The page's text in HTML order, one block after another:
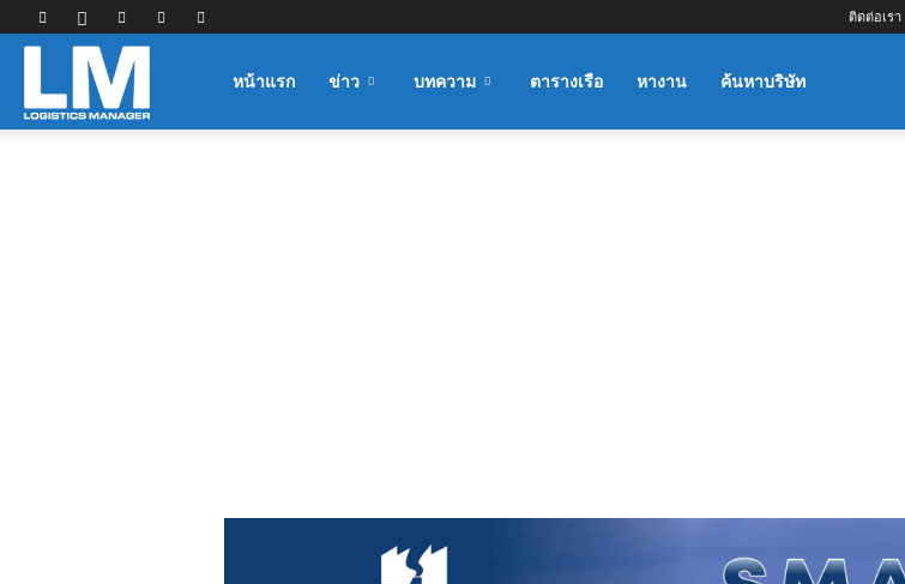
ติดต่อเรา
Logisticsหน้าแรก ข่าว บทความ ตารางเรือ หางาน ค้นหาบริษัท